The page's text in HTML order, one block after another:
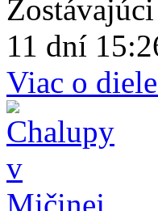
Zostávajúci
11 dní
Viac o